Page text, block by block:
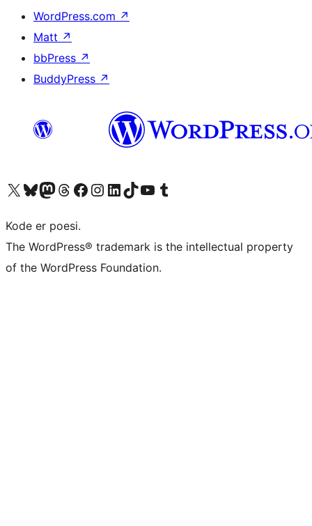
WordPress.com ↗
Matt ↗
bbPress ↗
BuddyPress ↗
Besøg vores X (tidligere Twitter) konto
Besøg vores Bluesky-konto
Besøg vores Mastodon konto
Besøg vores Threads-konto
Besøg vores Facebook sideBesøg vores Instagram konto
Besøg vores LinkedIn konto
Besøg vores TikTok-konto
Besøg vores YouTube-kanalBesøg vores Tumblr-konto
Kode er poesi.
The WordPress® trademark is the intellectual property
of the WordPress Foundation.